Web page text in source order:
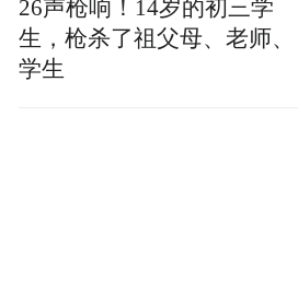
26声枪响！14岁的初三学
生，枪杀了祖父母、老师、
学生